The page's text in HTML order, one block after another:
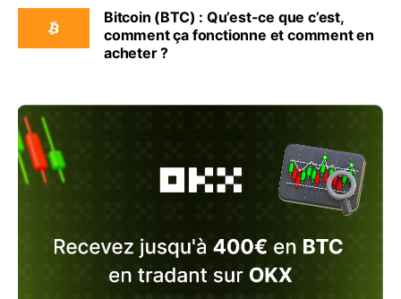
Bitcoin (BTC) : Qu’est-ce que c’est,
comment ça fonctionne et comment en
acheter ?